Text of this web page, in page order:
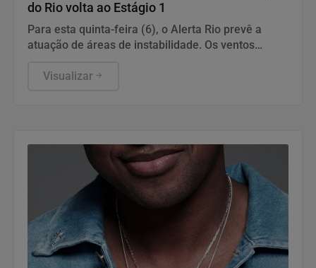
do Rio volta ao Estágio 1
Para esta quinta-feira (6), o Alerta Rio prevê a
atuação de áreas de instabilidade. Os ventos
com rajadas isoladas fortes.
Visualizar